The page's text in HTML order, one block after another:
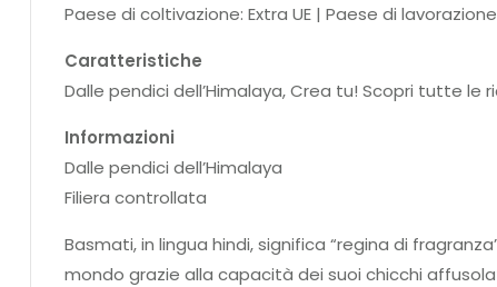
Paese di coltivazione: Extra UE | Paese di
Caratteristiche
Dalle pendici dell’Himalaya, Crea tu! Scopri tutte le
Informazioni
Dalle pendici dell’Himalaya
Filiera controllata
Basmati, in lingua hindi, significa “regina di
mondo grazie alla capacità dei suoi chicchi